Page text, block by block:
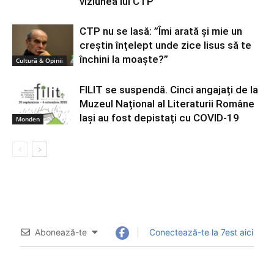
Cultură & Opinii
CTP nu se lasă: ”Îmi arată și mie un
creștin înțelept unde zice Iisus să te
închini la moaște?”
Monden
FILIT se suspendă. Cinci angajați de la
Muzeul Național al Literaturii Române
Iași au fost depistați cu COVID-19
Abonează-te Conectează-te la 7est aici